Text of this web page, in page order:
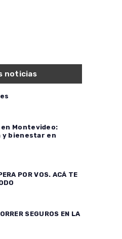
noticias
Montevideo:
bienestar en
POR VOS. ACÁ TE
SEGUROS EN LA